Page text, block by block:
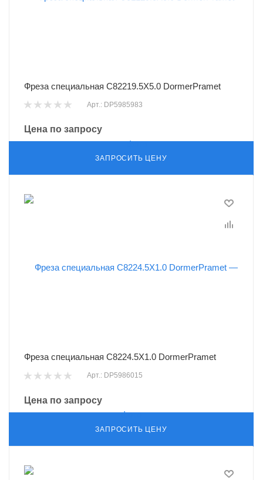
Фреза специальная C82219.5X5.0 DormerPramet
Арт.: DP5985983
Цена по запросу
ЗАПРОСИТЬ ЦЕНУ
Фреза специальная C8224.5X1.0 DormerPramet
Арт.: DP5986015
Цена по запросу
ЗАПРОСИТЬ ЦЕНУ